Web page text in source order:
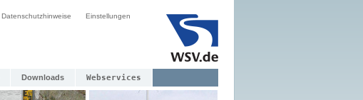
Datenschutzhinweise Einstellungen
Downloads Webservices